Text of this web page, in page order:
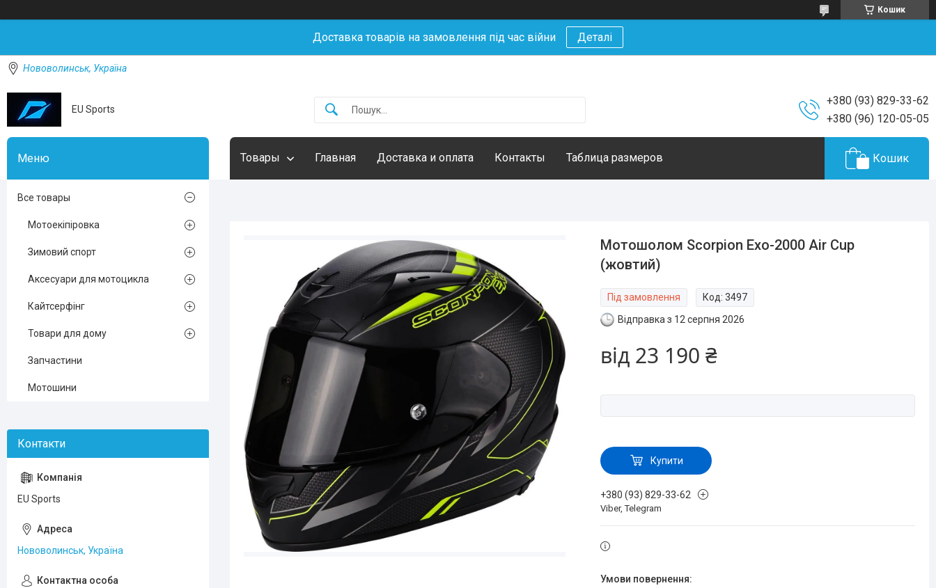
Кошик
Доставка товарів на замовлення під час війни Деталі
Нововолинськ, Україна
EU Sports
+380 (93) 829-33-62
+380 (96) 120-05-05
Товары Главная Доставка и оплата Контакты Таблица размеров Кошик
Мотошолом Scorpion Exo-2000 Air Cup
(жовтий)
Під замовлення Код:3497
Відправка з 12 серпня 2026
від 23 190 ₴
Купити
+380 (93) 829-33-62
Viber, Telegram
Все товары
Мотоекіпіровка
Зимовий спорт
Аксесуари для мотоцикла
Кайтсерфінг
Товари для дому
Запчастини
Мотошини
EU Sports
Нововолинськ, Україна